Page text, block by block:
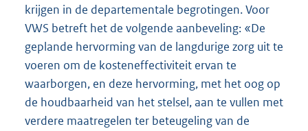
krijgen in de departementale begrotingen. Voor
VWS betreft het de volgende aanbeveling: «De
geplande hervorming van de langdurige zorg uit te
voeren om de kosteneffectiviteit ervan te
waarborgen, en deze hervorming, met het oog op
de houdbaarheid van het stelsel, aan te vullen met
verdere maatregelen ter beteugeling van de